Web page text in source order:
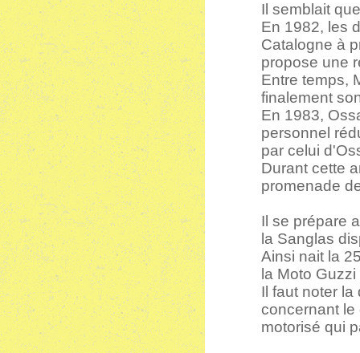
Il semblait
En 1982, les
Catalogne à
propose une
Entre temps,
finalement
En 1983,
personnel
par celui
Durant cette
promenade
Il se prépare
la Sanglas
Ainsi nait la
la Moto
Il faut noter
concernant le
motorisé qui